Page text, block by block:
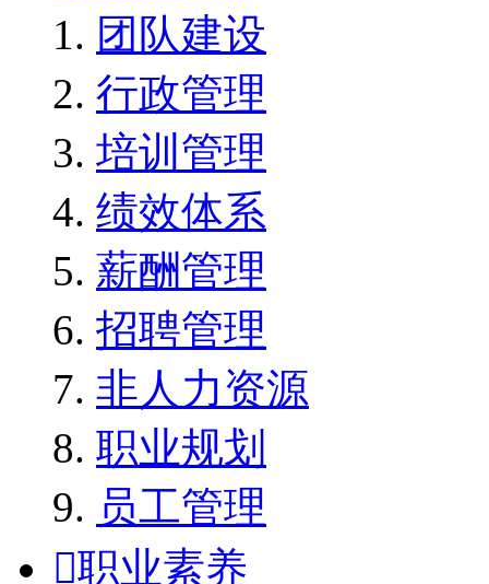
团队建设
行政管理
培训管理
绩效体系
薪酬管理
招聘管理
非人力资源
职业规划
员工管理
职业素养